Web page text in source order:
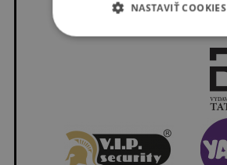
NASTAVIŤ COOKIES